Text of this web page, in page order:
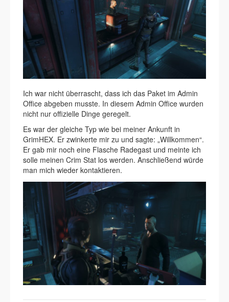
Ich war nicht überrascht, dass ich das Paket im Admin
Office abgeben musste. In diesem Admin Office wurden
nicht nur offizielle Dinge geregelt.
Es war der gleiche Typ wie bei meiner Ankunft in
GrimHEX. Er zwinkerte mir zu und sagte: „Willkommen“.
Er gab mir noch eine Flasche Radegast und meinte ich
solle meinen Crim Stat los werden. Anschließend würde
man mich wieder kontaktieren.